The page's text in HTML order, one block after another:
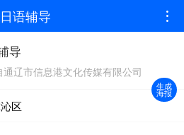
生成
海报
日语辅导
导
辽市信息港文化传媒有限公司
区